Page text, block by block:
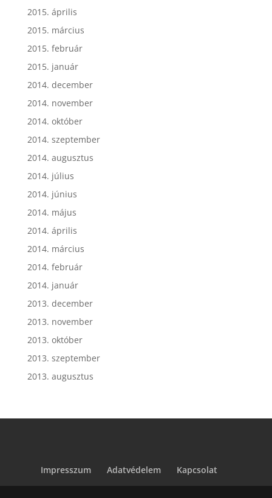
2015. április
2015. március
2015. február
2015. január
2014. december
2014. november
2014. október
2014. szeptember
2014. augusztus
2014. július
2014. június
2014. május
2014. április
2014. március
2014. február
2014. január
2013. december
2013. november
2013. október
2013. szeptember
2013. augusztus
Impresszum Adatvédelem Kapcsolat